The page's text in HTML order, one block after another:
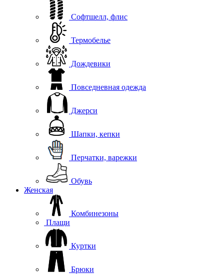
Софтшелл, флис
Термобелье
Дождевики
Повседневная одежда
Джерси
Шапки, кепки
Перчатки, варежки
Обувь
Женская
Комбинезоны
Плащи
Куртки
Брюки